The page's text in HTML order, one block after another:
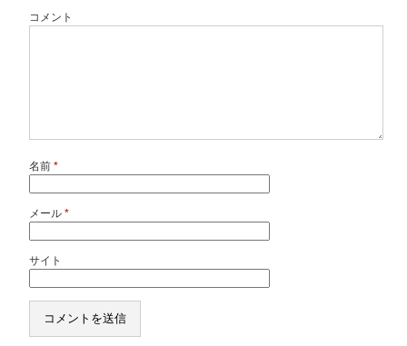
コメント
名前 *
メール *
サイト